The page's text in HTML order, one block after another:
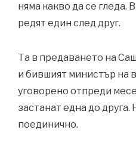
няма какво да се
редят един след друг.
Та в предаването на
и бившият министър на
уговорено отпреди
застанат една до
поединично.